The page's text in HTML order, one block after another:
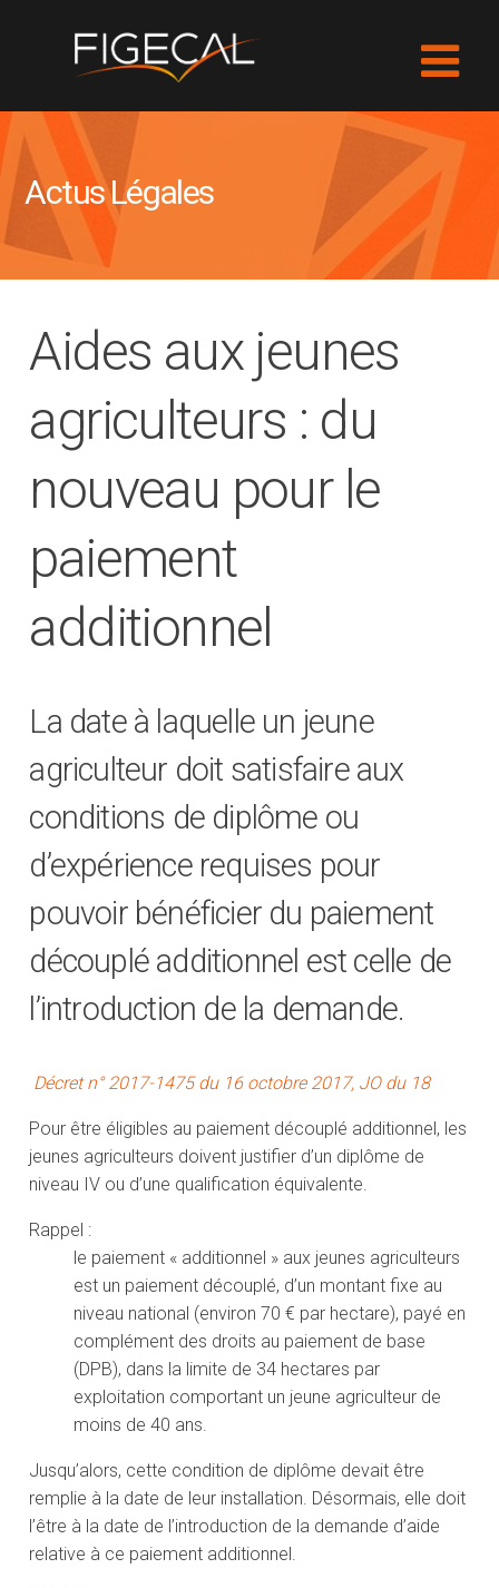
Actus Légales
Aides aux jeunes
agriculteurs : du
nouveau pour le
paiement
additionnel
La date à laquelle un jeune
agriculteur doit satisfaire aux
conditions de diplôme ou
d’expérience requises pour
pouvoir bénéficier du paiement
découplé additionnel est celle de
l’introduction de la demande.
Décret n° 2017-1475 du 16 octobre 2017, JO du 18
Pour être éligibles au paiement découplé additionnel, les
jeunes agriculteurs doivent justifier d’un diplôme de
niveau IV ou d’une qualification équivalente.
Rappel :
le paiement « additionnel » aux jeunes agriculteurs
est un paiement découplé, d’un montant fixe au
niveau national (environ 70 € par hectare), payé en
complément des droits au paiement de base
(DPB), dans la limite de 34 hectares par
exploitation comportant un jeune agriculteur de
moins de 40 ans.
Jusqu’alors, cette condition de diplôme devait être
remplie à la date de leur installation. Désormais, elle doit
l’être à la date de l’introduction de la demande d’aide
relative à ce paiement additionnel.